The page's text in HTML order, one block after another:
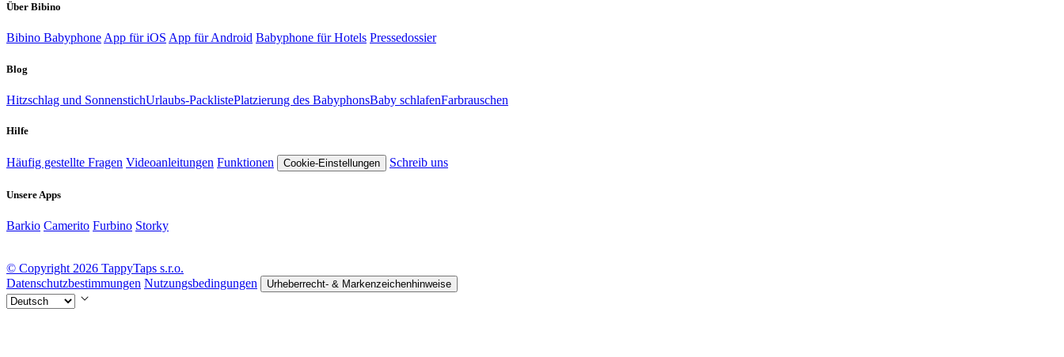
Über Bibino
Bibino BabyphoneApp für iOS App für Android Babyphone für Hotels Pressedossier
Blog
Hitzschlag und SonnenstichUrlaubs-PacklistePlatzierung des BabyphonsBaby schlafenFarbrauschen
Hilfe
Häufig gestellte Fragen Videoanleitungen Funktionen Cookie-Einstellungen Schreib uns
Unsere Apps
Barkio Camerito Furbino Storky
© Copyright 2026 TappyTaps s.r.o.
Datenschutzbestimmungen Nutzungsbedingungen Urheberrecht- & Markenzeichenhinweise